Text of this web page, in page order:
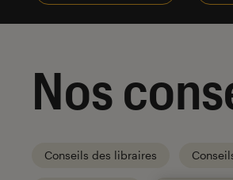
Nos
Conseils des libraires